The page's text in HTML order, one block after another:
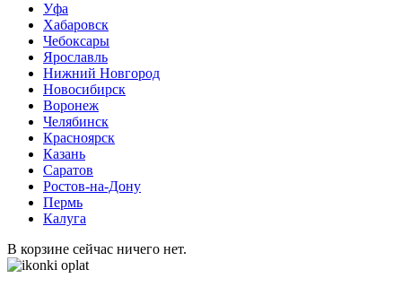
Уфа
Хабаровск
Чебоксары
Ярославль
Нижний Новгород
Новосибирск
Воронеж
Челябинск
Красноярск
Казань
Саратов
Ростов-на-Дону
Пермь
Калуга
В корзине сейчас ничего нет.